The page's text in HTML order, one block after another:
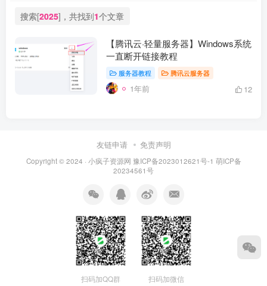
搜索[2025]，共找到1个文章
【腾讯云·轻量服务器】Windows系统
一直断开链接教程
服务器教程 腾讯云服务器
1年前 12
友链申请 免责声明
Copyright © 2024 · 小疯子资源网 豫ICP备2023012621号-1 萌ICP备
20234561号
扫码加QQ群 扫码加微信